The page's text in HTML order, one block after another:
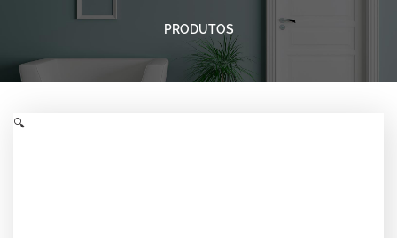
PRODUTOS
🔍